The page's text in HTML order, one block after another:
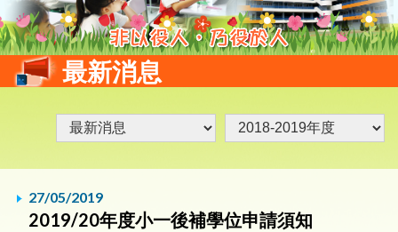
最新消息
27/05/2019
2019/20年度小一後補學位申請須知